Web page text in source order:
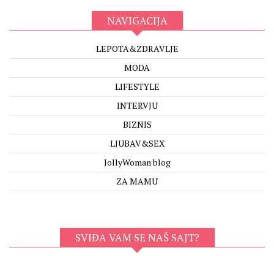
NAVIGACIJA
LEPOTA&ZDRAVLJE
MODA
LIFESTYLE
INTERVJU
BIZNIS
LJUBAV&SEX
JollyWoman blog
ZA MAMU
SVIĐA VAM SE NAŠ SAJT?